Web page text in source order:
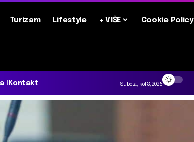
Turizam Lifestyle + VIŠE Cookie Policy
Kontakt Subota, kol 8, 2026